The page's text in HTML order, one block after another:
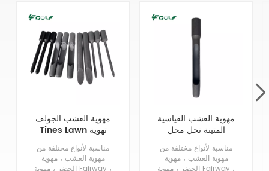
مهوية العشب الجولف
Tines Lawn تهوية
Tines استبدال
مناسبة لأنواع مختلفة من
مهوية العشب ، مهوية
مهوية العشب القياسية
المتينة تحل محل
مسامير طرد جانبية
صلبة 3 / 4MTx5.75L
مناسبة لأنواع مختلفة من
مهوية العشب ، مهوية